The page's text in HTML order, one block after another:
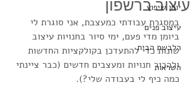
יומן שיפוץ
עיצוב פנים
הלבשת הבית
השראות
עיצוב ברשפון
במסגרת עבודתי כמעצבת, אני סוגרת לי
ביומן מדי פעם, ימי סיור בחנויות עיצוב
שונות כדי להתעדכן בקולקציות החדשות
ולהכיר חנויות ומעצבים חדשים (כבר ציינתי
כמה כיף לי בעבודה שלי?).